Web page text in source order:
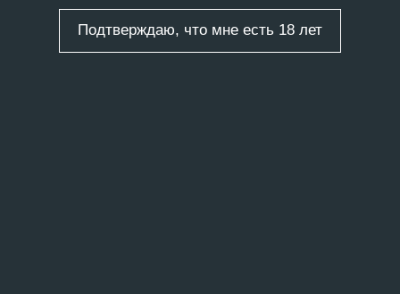
Подтверждаю, что мне есть 18 лет